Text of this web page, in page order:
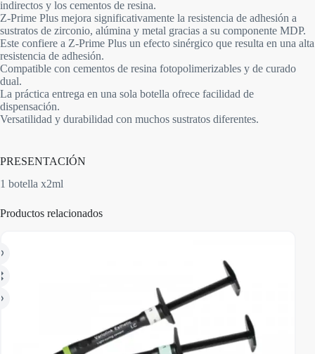
indirectos y los cementos de resina.
Z-Prime Plus mejora significativamente la resistencia de adhesión a
sustratos de zirconio, alúmina y metal gracias a su componente MDP.
Este confiere a Z-Prime Plus un efecto sinérgico que resulta en una alta
resistencia de adhesión.
Compatible con cementos de resina fotopolimerizables y de curado
dual.
La práctica entrega en una sola botella ofrece facilidad de
dispensación.
Versatilidad y durabilidad con muchos sustratos diferentes.
PRESENTACIÓN
1 botella x2ml
Productos relacionados